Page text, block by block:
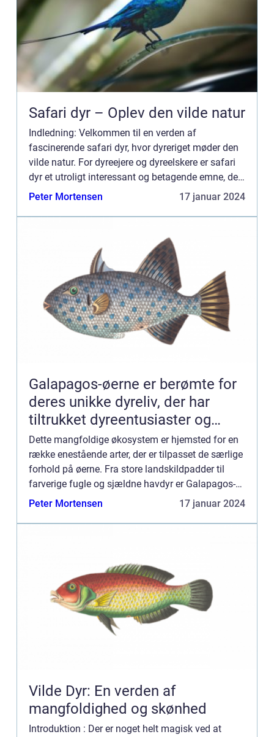
Safari dyr – Oplev den vilde natur
Indledning: Velkommen til en verden af
fascinerende safari dyr, hvor dyreriget møder den
vilde natur. For dyreejere og dyreelskere er safari
dyr et utroligt interessant og betagende emne, der
ønsker at udforske og lære om disse smukke
Peter Mortensen 17 januar 2024
Galapagos-øerne er berømte for
deres unikke dyreliv, der har
tiltrukket dyreentusiaster og
naturforskere i årtier
Dette mangfoldige økosystem er hjemsted for en
række enestående arter, der er tilpasset de særlige
forhold på øerne. Fra store landskildpadder til
farverige fugle og sjældne havdyr er Galapagos-
dyrene virkelig fascinerende. I denne artikel dykker
Peter Mortensen 17 januar 2024
Vilde Dyr: En verden af
mangfoldighed og skønhed
Introduktion : Der er noget helt magisk ved at